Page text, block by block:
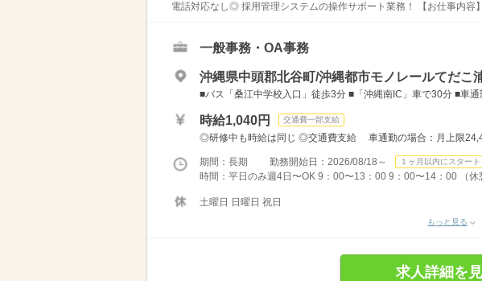
電話対応なし◎ 採用管理システムの操作サポート業務！ 【お仕事内容
一般事務・OA事務
沖縄県中頭郡北谷町/沖縄都市モノレールてだこ
■バス「桑江中学校入口」徒歩3分 ■「沖縄南IC」車で30分 ■車通
時給1,040円 交通費一部支給
◎研修中も時給は同じ ◎交通費支給 車通勤の場合：月上限
期間：長期 勤務開始日：2026/08/18～ １ヶ月以内にスタート
時間：平日のみ週4日〜OK 9：00〜13：00 9：00〜14：00 （
土曜日 日曜日 祝日
もっと見る
求人詳細を